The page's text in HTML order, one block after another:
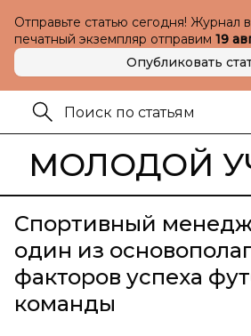
Отправьте статью сегодня! Журнал
печатный экземпляр отправим 19
Опубликовать
МОЛОДОЙ
Спортивный
один из
факторов успеха
команды